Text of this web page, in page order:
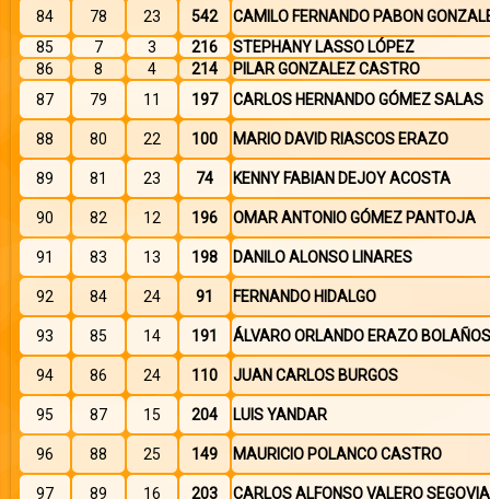
84
78 23 542
CAMILO FERNANDO PABON
85
7 3 216
STEPHANY LASSO LÓPEZ
86
8 4 214
PILAR GONZALEZ CASTRO
87
79 11 197 CARLOS HERNANDO GÓMEZ SALAS
88 80 22 100 MARIO DAVID RIASCOS ERAZO
89 81 23 74 KENNY FABIAN DEJOY ACOSTA
90 82 12 196 OMAR ANTONIO GÓMEZ PANTOJA
91 83 13 198 DANILO ALONSO LINARES
92 84 24 91 FERNANDO HIDALGO
93 85 14 191 ÁLVARO ORLANDO ERAZO BOLAÑOS
94 86 24 110 JUAN CARLOS BURGOS
95 87 15 204 LUIS YANDAR
96 88 25 149 MAURICIO POLANCO CASTRO
97 89 16 203 CARLOS ALFONSO VALERO SEGOVIA